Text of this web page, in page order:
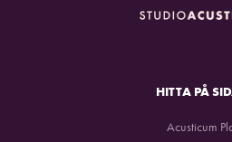
HITTA PÅ
Acusticum